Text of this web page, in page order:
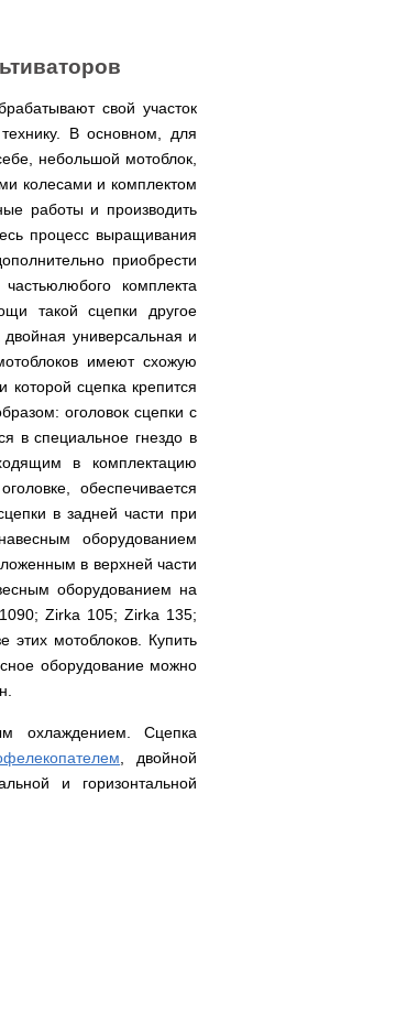
свой участок
В основном, для
небольшой мотоблок,
колесами и комплектом
работы и производить
процесс выращивания
приобрести
комплекта
такой сцепки другое
двойная универсальная и
имеют схожую
сцепка крепится
оголовок сцепки с
в специальное гнездо в
в комплектацию
обеспечивается
в задней части при
оборудованием
в верхней части
оборудованием на
Zirka 105; Zirka 135;
этих мотоблоков. Купить
оборудование можно
охлаждением. Сцепка
, двойной
и горизонтальной